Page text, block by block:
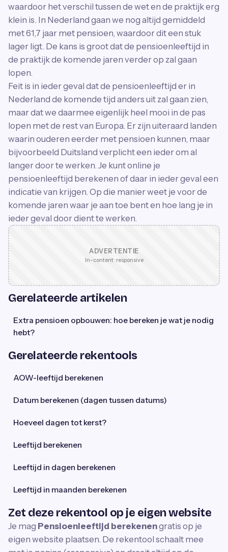
waardoor het verschil tussen de wet en de praktijk erg
klein is. In Nederland gaan we nog altijd gemiddeld
met 61,7 jaar met pensioen, waardoor dit een stuk
lager ligt. De kans is groot dat de pensioenleeftijd in
de praktijk de komende jaren verder op zal gaan
lopen.
Feit is in ieder geval dat de pensioenleeftijd er in
Nederland de komende tijd anders uit zal gaan zien,
maar dat we daarmee eigenlijk heel mooi in de pas
lopen met de rest van Europa. Er zijn uiteraard landen
waarin ouderen eerder met pensioen kunnen, maar
bijvoorbeeld Duitsland verplicht een ieder om al
langer door te werken. Je kunt online je
pensioenleeftijd berekenen of daar in ieder geval een
indicatie van krijgen. Op die manier weet je voor de
komende jaren waar je aan toe bent en hoe lang je in
ieder geval door dient te werken.
ADVERTENTIE
In-content · responsive
Gerelateerde artikelen
Extra pensioen opbouwen: hoe bereken je wat je nodig
hebt?
Gerelateerde rekentools
AOW-leeftijd berekenen
Datum berekenen (dagen tussen datums)
Hoeveel dagen tot kerst?
Leeftijd berekenen
Leeftijd in dagen berekenen
Leeftijd in maanden berekenen
Zet deze rekentool op je eigen website
Je mag Pensioenleeftijd berekenengratis op je
eigen website plaatsen. De rekentool schaalt mee